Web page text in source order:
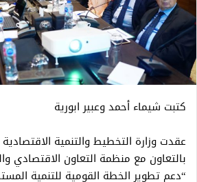
كتبت شيماء أحمد وعبير ابورية
عقدت وزارة التخطيط والتنمية الاقتصادية
بالتعاون مع منظمة التعاون الاقتصادي
“دعم تطوير الخطة القومية للتنمية